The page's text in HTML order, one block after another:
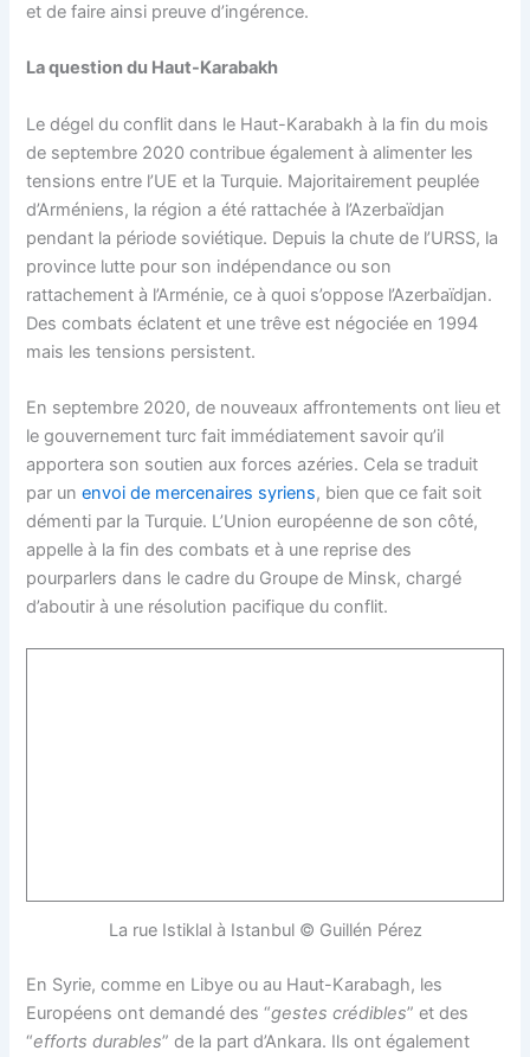
et de faire ainsi preuve d’ingérence.
La question du Haut-Karabakh
Le dégel du conflit dans le Haut-Karabakh à la fin du mois
de septembre 2020 contribue également à alimenter les
tensions entre l’UE et la Turquie. Majoritairement peuplée
d’Arméniens, la région a été rattachée à l’Azerbaïdjan
pendant la période soviétique. Depuis la chute de l’URSS, la
province lutte pour son indépendance ou son
rattachement à l’Arménie, ce à quoi s’oppose l’Azerbaïdjan.
Des combats éclatent et une trêve est négociée en 1994
mais les tensions persistent.
En septembre 2020, de nouveaux affrontements ont lieu et
le gouvernement turc fait immédiatement savoir qu’il
apportera son soutien aux forces azéries. Cela se traduit
par unenvoi de mercenaires syriens, bien que ce fait soit
démenti par la Turquie. L’Union européenne de son côté,
appelle à la fin des combats et à une reprise des
pourparlers dans le cadre du Groupe de Minsk, chargé
d’aboutir à une résolution pacifique du conflit.
La rue Istiklal à Istanbul © Guillén Pérez
En Syrie, comme en Libye ou au Haut-Karabagh, les
Européens ont demandé des “gestes crédibles” et des
“efforts durables” de la part d’Ankara. Ils ont également